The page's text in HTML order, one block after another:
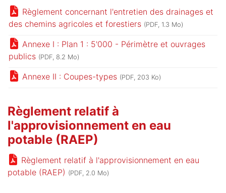
Règlement concernant l'entretien des drainages et
des chemins agricoles et forestiers (PDF, 1.3 Mo)
Annexe I : Plan 1 : 5'000 - Périmètre et ouvrages
publics (PDF, 8.2 Mo)
Annexe II : Coupes-types (PDF, 203 Ko)
Règlement relatif à
l'approvisionnement en eau
potable (RAEP)
Règlement relatif à l'approvisionnement en eau
potable (RAEP) (PDF, 2.0 Mo)